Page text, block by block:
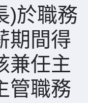
)於職務
期間得
兼任主
管職務